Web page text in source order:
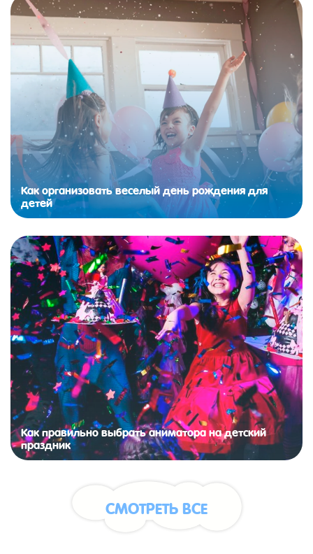
Как организовать веселый день рождения для
детей
Как правильно выбрать аниматора на детский
праздник
СМОТРЕТЬ ВСЕ